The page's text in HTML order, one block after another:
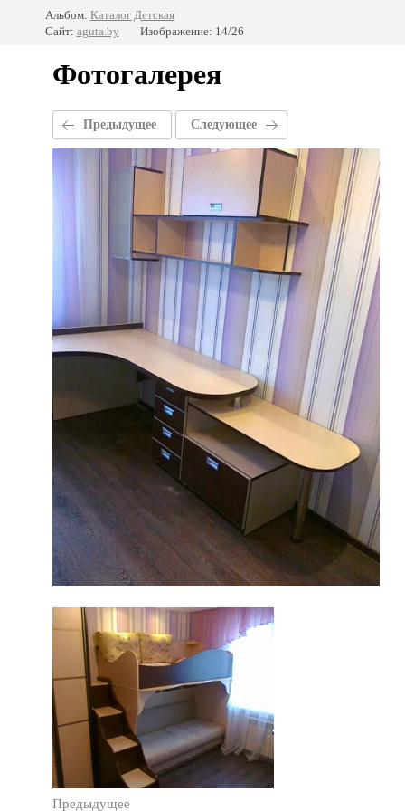
Альбом: Каталог Детская
Сайт: aguta.by Изображение: 14/26
Фотогалерея
Предыдущее Следующее
Предыдущее